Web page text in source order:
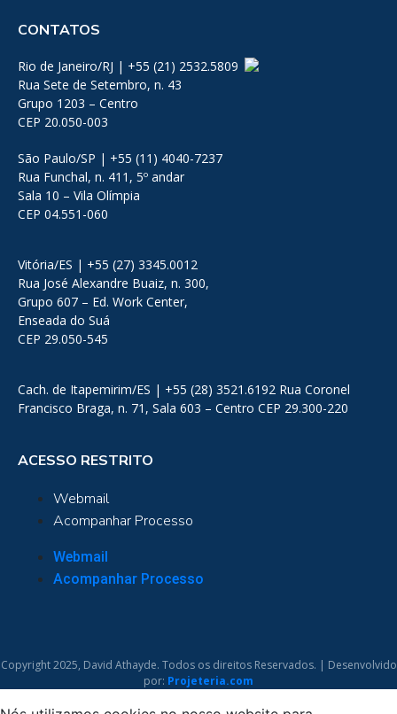
CONTATOS
Rio de Janeiro/RJ | +55 (21) 2532.5809
Rua Sete de Setembro, n. 43
Grupo 1203 – Centro
CEP 20.050-003
São Paulo/SP | +55 (11) 4040-7237
Rua Funchal, n. 411, 5º andar
Sala 10 – Vila Olímpia
CEP 04.551-060
Vitória/ES | +55 (27) 3345.0012
Rua José Alexandre Buaiz, n. 300,
Grupo 607 – Ed. Work Center,
Enseada do Suá
CEP 29.050-545
Cach. de Itapemirim/ES | +55 (28) 3521.6192 Rua Coronel
Francisco Braga, n. 71, Sala 603 – Centro CEP 29.300-220
ACESSO RESTRITO
Webmail
Acompanhar Processo
Webmail
Acompanhar Processo
Copyright 2025, David Athayde. Todos os direitos Reservados. | Desenvolvido
por: Projeteria.com